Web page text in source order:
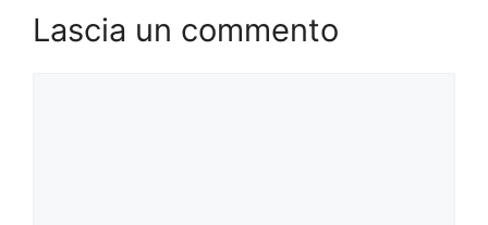
Lascia un commento